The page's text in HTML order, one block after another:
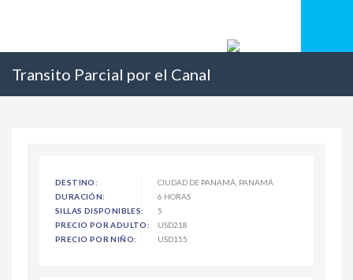
Transito Parcial por el Canal
DESTINO:
CIUDAD DE PANAMÁ, PANAMÁ
DURACIÓN:
6 HORAS
SILLAS DISPONIBLES:
5
PRECIO POR ADULTO:
USD218
PRECIO POR NIÑO:
USD155